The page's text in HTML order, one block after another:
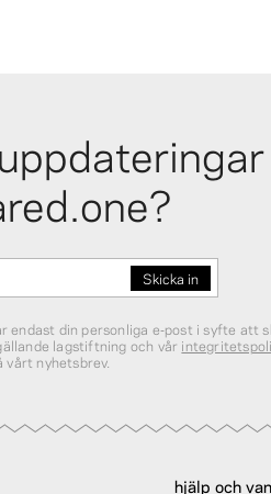
endast din personliga e‑post i syfte att
lagstiftning och vår
nyhetsbrev.
hjälp och